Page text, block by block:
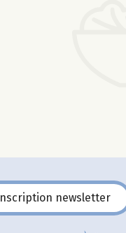
Inscription newsletter